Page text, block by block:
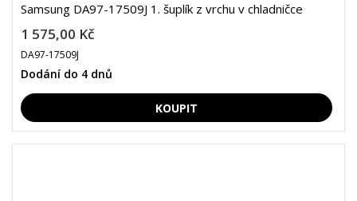
Samsung DA97-17509J 1. šuplík z vrchu v chladničce
1 575,00 Kč
DA97-17509J
Dodání do 4 dnů